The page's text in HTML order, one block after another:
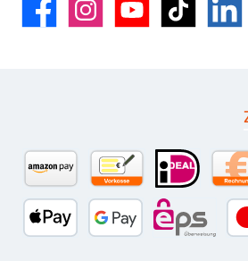
FacebookInstagramYouTube TikTok LinkedIn
Amazon PayVorkasse per